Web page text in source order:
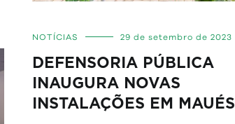
NOTÍCIAS 29 de setembro de 2023
DEFENSORIA PÚBLICA
INAUGURA NOVAS
INSTALAÇÕES EM MAUÉS